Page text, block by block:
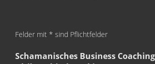
Felder mit * sind Pflichtfelder
Schamanisches Business